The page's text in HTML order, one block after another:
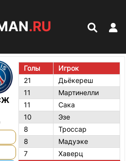
.RU
Голы
Игрок
21
Дьёкереш
11
Мартинелли
11
Сака
10
Эзе
8
Троссар
8
Мадуэке
7
Хаверц